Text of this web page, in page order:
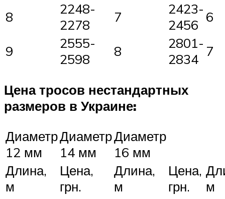
8
2248-
2278
7
2423-
2456 6
9
2555-
2598
8
2801-
2834 7
Цена тросов нестандартных
размеров в Украине:
Диаметр
12 мм
Диаметр
14 мм
Диаметр
16 мм
Длина,
м
Цена,
грн.
Длина,
м
Цена,
грн.
м